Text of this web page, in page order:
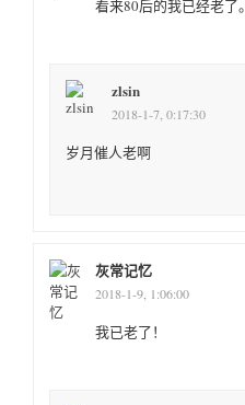
看来80后的我已经老了。
zlsin
2018-1-7, 0:17:30
岁月催人老啊
灰常记忆
2018-1-9, 1:06:00
我已老了！